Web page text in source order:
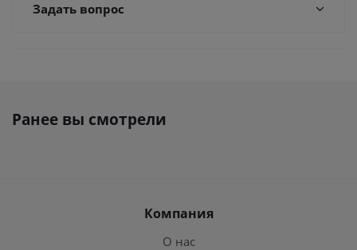
Задать вопрос
Ранее вы смотрели
Компания
О нас